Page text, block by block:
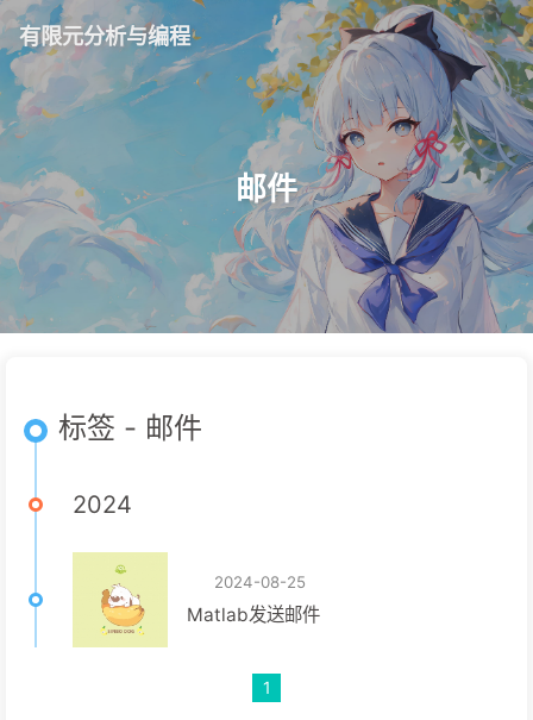
有限元分析与编程
邮件
标签 - 邮件
2024
2024-08-25
Matlab发送邮件
1